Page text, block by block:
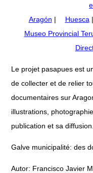
Aragón | Huesca |
Museo Provincial
Le projet pasapues est
de collecter et de relier
documentaires sur
illustrations,
publication et sa diffusion.
Galve municipalité: des
Autor: Francisco Javier